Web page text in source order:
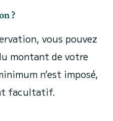
?
vous pouvez
montant de votre
n’est imposé,
facultatif.